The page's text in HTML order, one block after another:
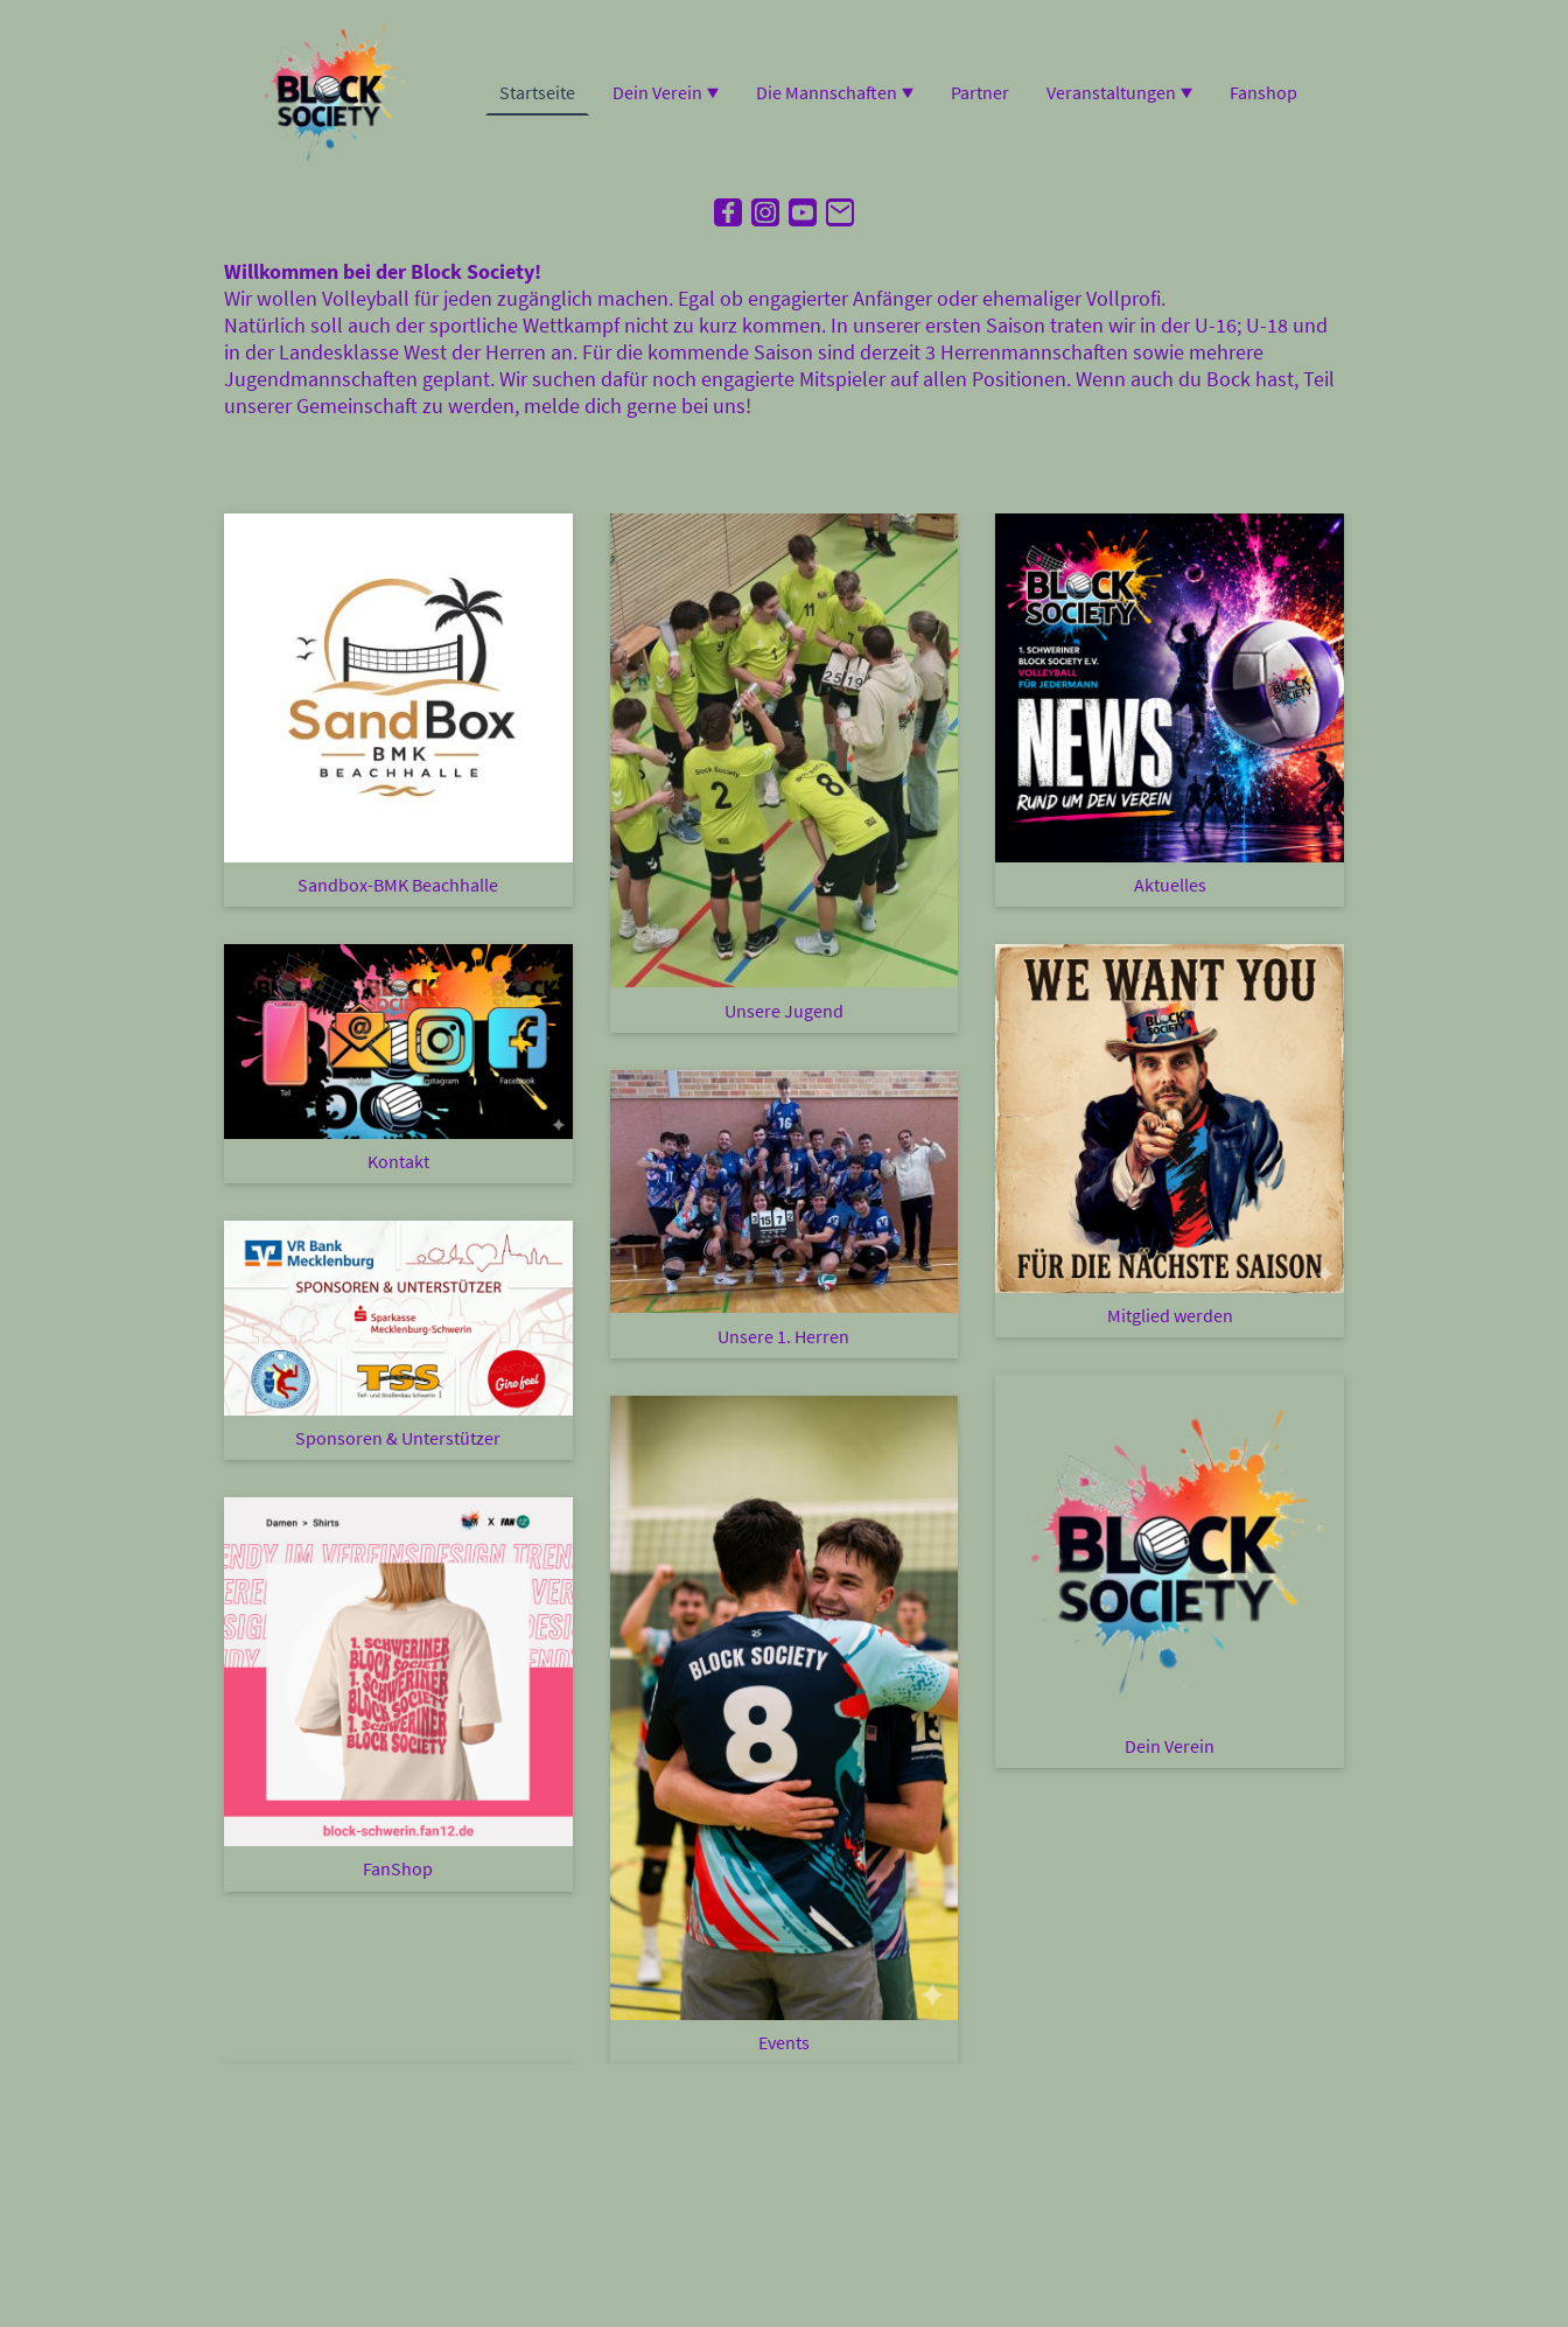
Startseite Dein Verein Die Mannschaften Partner Veranstaltungen Fanshop
Sandbox-BMK Beachhalle
Kontakt
Sponsoren & Unterstützer
FanShop
Unsere Jugend
Unsere 1. Herren
Events
Aktuelles
Mitglied werden
Dein Verein
Willkommen bei der Block Society!
Wir wollen Volleyball für jeden zugänglich machen. Egal ob engagierter Anfänger oder ehemaliger Vollprofi.
Natürlich soll auch der sportliche Wettkampf nicht zu kurz kommen. In unserer ersten Saison traten wir in der U-16; U-18 und
in der Landesklasse West der Herren an. Für die kommende Saison sind derzeit 3 Herrenmannschaften sowie mehrere
Jugendmannschaften geplant. Wir suchen dafür noch engagierte Mitspieler auf allen Positionen. Wenn auch du Bock hast, Teil
unserer Gemeinschaft zu werden, melde dich gerne bei uns!